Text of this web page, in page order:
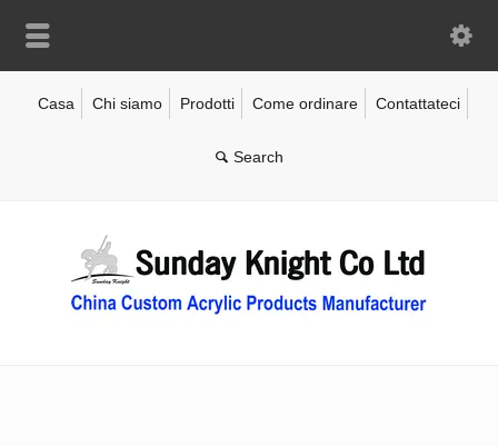
Casa Chi siamo Prodotti Come ordinare Contattateci